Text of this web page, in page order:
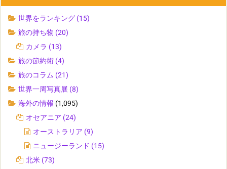
世界をランキング (15)
旅の持ち物 (20)
カメラ (13)
旅の節約術 (4)
旅のコラム (21)
世界一周写真展 (8)
海外の情報 (1,095)
オセアニア (24)
オーストラリア (9)
ニュージーランド (15)
北米 (73)